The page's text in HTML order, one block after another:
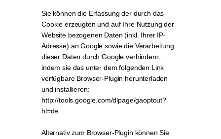
Sie können die Erfassung der durch das
Cookie erzeugten und auf Ihre Nutzung der
Website bezogenen Daten (inkl. Ihrer IP-
Adresse) an Google sowie die Verarbeitung
dieser Daten durch Google verhindern,
indem sie das unter dem folgenden Link
verfügbare Browser-Plugin herunterladen
und installieren:
http://tools.google.com/dlpage/gaoptout?
hl=de
Alternativ zum Browser-Plugin können Sie